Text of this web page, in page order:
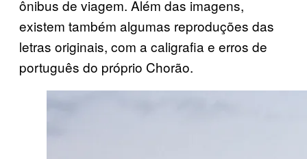
ônibus de viagem. Além das imagens,
existem também algumas reproduções das
letras originais, com a caligrafia e erros de
português do próprio Chorão.